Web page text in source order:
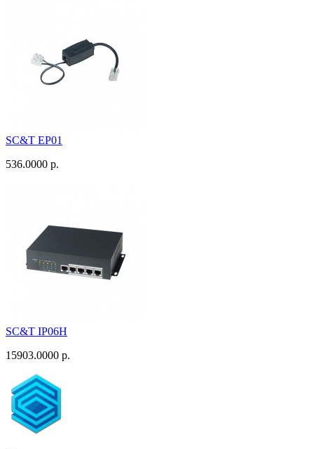
SC&T EP01
536.0000 р.
SC&T IP06H
15903.0000 р.